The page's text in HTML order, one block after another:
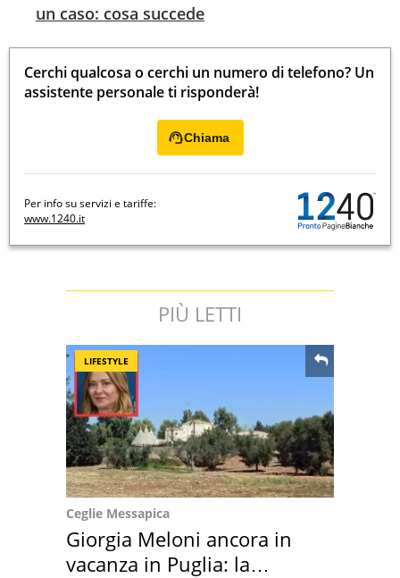
un caso: cosa succede
Cerchi qualcosa o cerchi un numero di telefono? Un
assistente personale ti risponderà!
Chiama
Per info su servizi e tariffe:
www.1240.it
PIÙ LETTI
LIFESTYLE
Ceglie Messapica
Giorgia Meloni ancora in
vacanza in Puglia: la